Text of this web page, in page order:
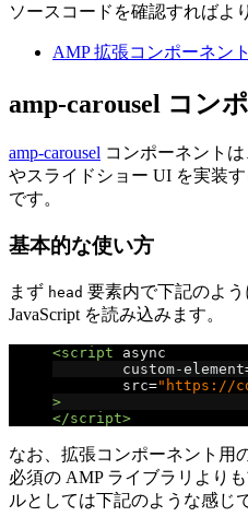
ソースコードを確認すればよ
AMP 拡張コンポーネン
amp-carousel コン
amp-carousel コンポーネント
やスライドショー UI を実装
です。
基本的な使い方
まず head 要素内で下記のよ
JavaScript を読み込みます。
<script
async
custom-element
src="https://
>
</script>
なお、拡張コンポーネント用
必須の AMP ライブラリより
ルとしては下記のような感じ